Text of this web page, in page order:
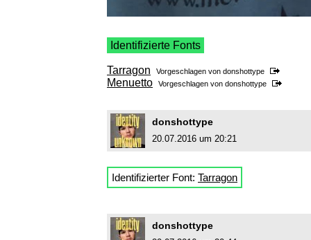
Identifizierte Fonts
Tarragon Vorgeschlagen von donshottype
Menuetto Vorgeschlagen von donshottype
donshottype
20.07.2016 um 20:21
Identifizierter Font: Tarragon
donshottype